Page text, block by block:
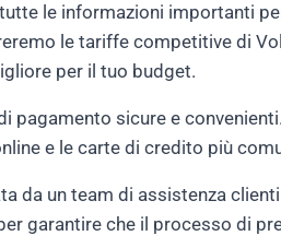
le informazioni importanti
le tariffe competitive di
per il tuo budget.
pagamento sicure e
e le carte di credito più
da un team di assistenza
garantire che il processo di